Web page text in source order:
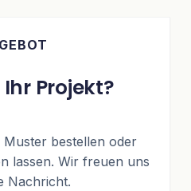
Projekt?
bestellen oder
lassen. Wir freuen uns
Nachricht.